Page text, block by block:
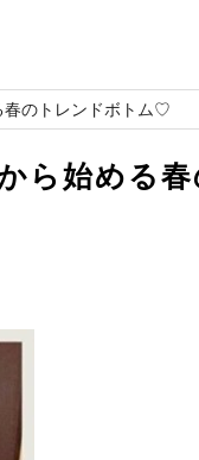
春のトレンドボトム♡
ら始める